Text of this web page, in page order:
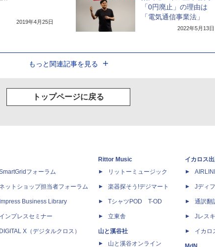
2019年4月25日
「0円廃止」の理由は
「電気通信事業法」
2022年5月13日
もっと関連記事を見る
トップページに戻る
フォーラム
ネットショップ担当者フォーラム
Impress Business Library
インプレスセミナー
DIGITAL X（デジタルクロス）
Rittor Music
リットーミュージック
楽器探そう!デジマート
TシャツPOD T-OD
立東舎
山と溪谷社
山と溪谷オンライン
イカロス
Jディ
通訳翻
Jレス
イカロ